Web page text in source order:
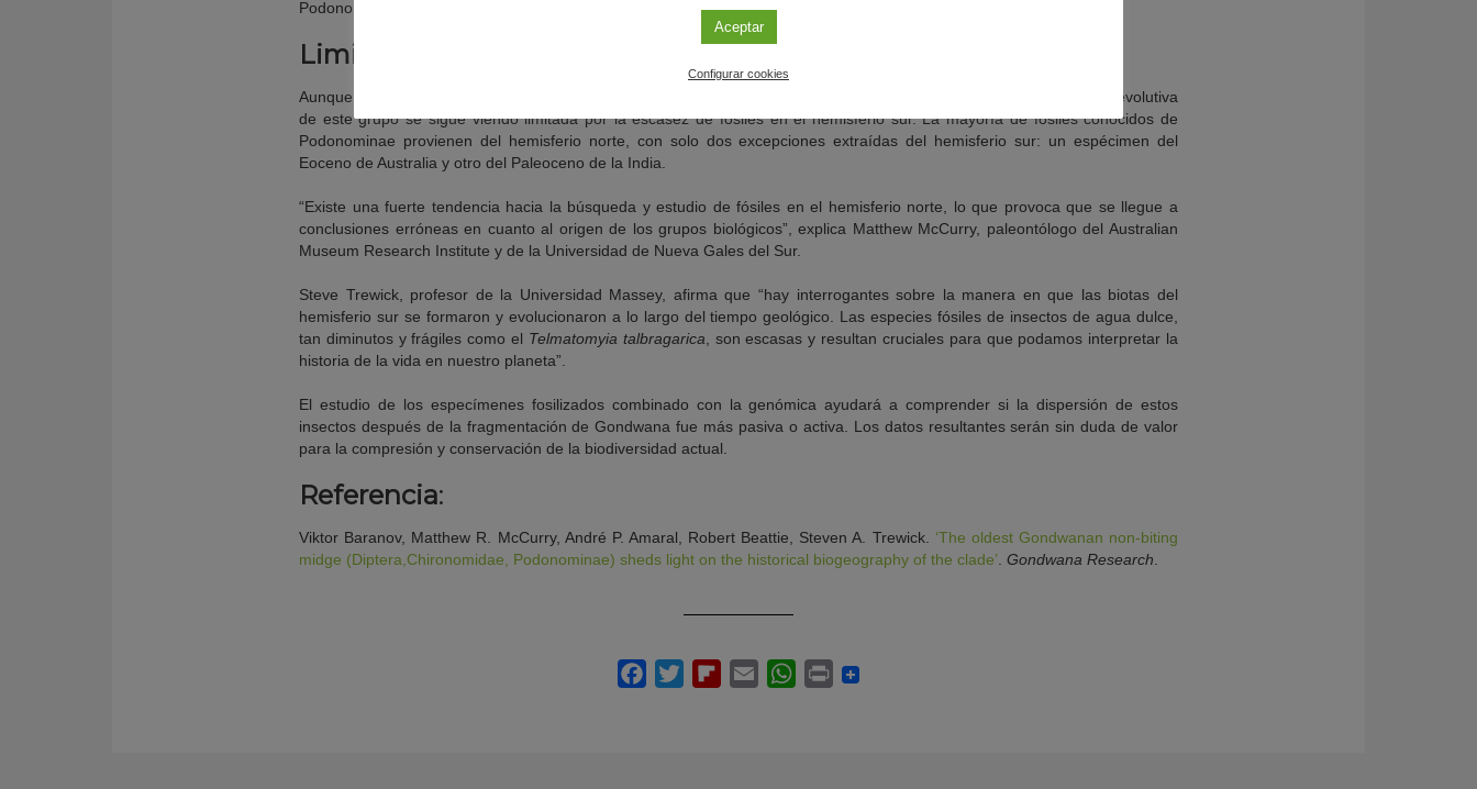
Podonominae tras la ruptura de Gondwana según apuntaba el entomólogo sueco Lars Brundin en 1966.
Limitaciones por la escasez de fósiles
Aunque este descubrimiento cubre una importante brecha en el registro fósil del linaje, la compresión de la historia evolutiva
de este grupo se sigue viendo limitada por la escasez de fósiles en el hemisferio sur. La mayoría de fósiles conocidos de
Podonominae provienen del hemisferio norte, con solo dos excepciones extraídas del hemisferio sur: un espécimen del
Eoceno de Australia y otro del Paleoceno de la India.
“Existe una fuerte tendencia hacia la búsqueda y estudio de fósiles en el hemisferio norte, lo que provoca que se llegue a
conclusiones erróneas en cuanto al origen de los grupos biológicos”, explica Matthew McCurry, paleontólogo del Australian
Museum Research Institute y de la Universidad de Nueva Gales del Sur.
Steve Trewick, profesor de la Universidad Massey, afirma que “hay interrogantes sobre la manera en que las biotas del
hemisferio sur se formaron y evolucionaron a lo largo del tiempo geológico. Las especies fósiles de insectos de agua dulce,
tan diminutos y frágiles como el Telmatomyia talbragarica , son escasas y resultan cruciales para que podamos interpretar la
historia de la vida en nuestro planeta”.
El estudio de los especímenes fosilizados combinado con la genómica ayudará a comprender si la dispersión de estos
insectos después de la fragmentación de Gondwana fue más pasiva o activa. Los datos resultantes serán sin duda de valor
para la compresión y conservación de la biodiversidad actual.
Referencia:
Viktor Baranov, Matthew R. McCurry, André P. Amaral, Robert Beattie, Steven A. Trewick. ‘The oldest Gondwanan non-biting
midge (Diptera,Chironomidae, Podonominae) sheds light on the historical biogeography of the clade’ Gondwana Research
Aceptar
Configurar cookies